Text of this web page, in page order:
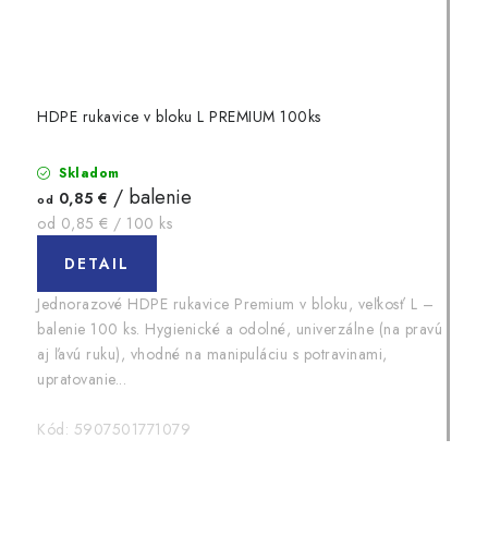
HDPE rukavice v bloku L PREMIUM 100ks
Skladom
od 0,85 € / balenie
Jednotková
od 0,85 € / 100 ks
DETAIL
Jednorazové HDPE rukavice Premium v bloku, veľkosť L –
balenie 100 ks. Hygienické a odolné, univerzálne (na pravú
aj ľavú ruku), vhodné na manipuláciu s potravinami,
upratovanie...
Kód: 5907501771079